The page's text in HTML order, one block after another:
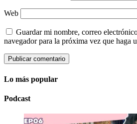
Web
Guardar mi nombre, correo
navegador para la próxima vez que haga
Lo más popular
Podcast